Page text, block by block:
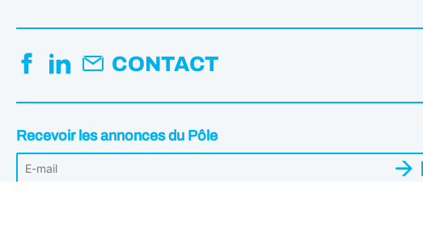
CONTACT
Recevoir les annonces du Pôle